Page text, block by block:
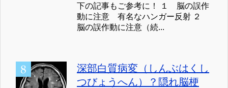
下の記事もご参考に！ １ 脳の誤作
動に注意 有名なハンガー反射 ２
脳の誤作動に注意（続...
深部白質病変（しんぶはくし
つびょうへん）？隠れ脳梗